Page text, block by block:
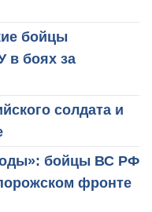
бойцы
в боях за
солдата и
бойцы ВС РФ
фронте